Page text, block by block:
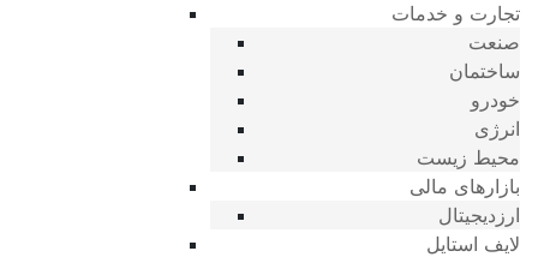
تجارت و خدمات
صنعت
ساختمان
خودرو
انرژی
محیط زیست
بازارهای مالی
ارزدیجیتال
لایف استایل